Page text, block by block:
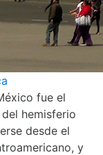
fue el
hemisferio
desde el
y